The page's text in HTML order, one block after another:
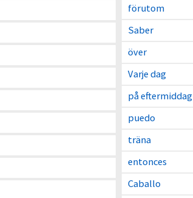
förutom
Saber
över
Varje dag
på eftermiddag
puedo
träna
entonces
Caballo